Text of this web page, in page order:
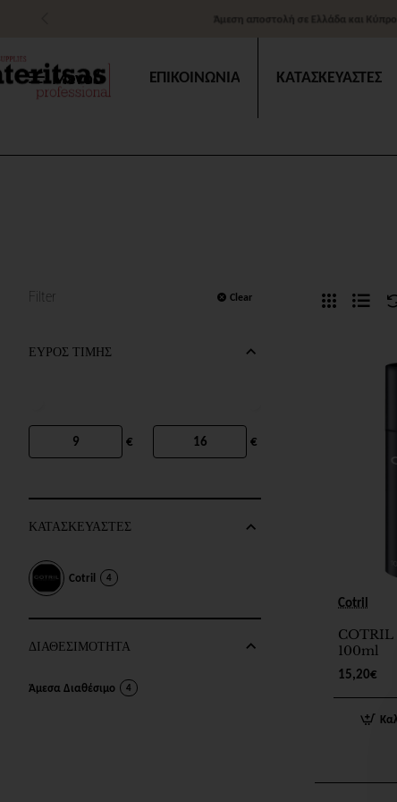
Άμεση αποστολή σε Ελλάδα και Κύπρο
Μενού ΕΠΙΚΟΙΝΩΝΙΑ ΚΑΤΑΣΚΕΥΑΣΤΕΣ
Filter Clear
ΕΥΡΟΣ ΤΙΜΗΣ
€ €
ΚΑΤΑΣΚΕΥΑΣΤΕΣ
Cotril 4
ΔΙΑΘΕΣΙΜΟΤΗΤΑ
Άμεσα Διαθέσιμο 4
Cotril
COTRIL
100ml
15,20€